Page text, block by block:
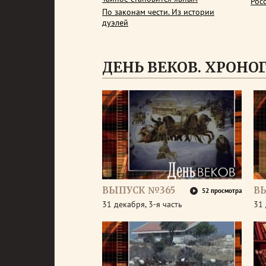
По законам чести. Из истории
дуэлей
ДЕНЬ ВЕКОВ.
ВЫПУСК №365 52 просмотра
31 декабря, 3-я часть 31